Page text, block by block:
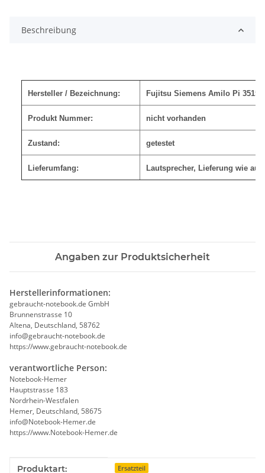
Beschreibung
Hersteller / Bezeichnung: Fujitsu Siemens Amilo Pi 3515
Produkt Nummer: nicht vorhanden
Zustand: getestet
Lieferumfang: Lautsprecher, Lieferung wie auf
Angaben zur Produktsicherheit
Herstellerinformationen:
gebraucht-notebook.de GmbH
Brunnenstrasse 10
Altena, Deutschland, 58762
info@gebraucht-notebook.de
https://www.gebraucht-notebook.de
verantwortliche Person:
Notebook-Hemer
Hauptstrasse 183
Nordrhein-Westfalen
Hemer, Deutschland, 58675
info@Notebook-Hemer.de
https://www.Notebook-Hemer.de
Produkteigenschaft
Wert
Produktart: Ersatzteil